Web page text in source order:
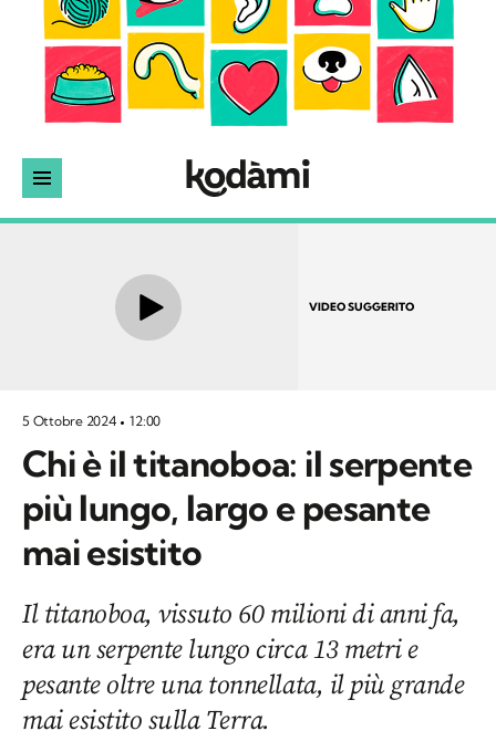
VIDEO SUGGERITO
5 Ottobre 2024 12:00
Chi è il titanoboa: il serpente
più lungo, largo e pesante
mai esistito
Il titanoboa, vissuto 60 milioni di anni fa,
era un serpente lungo circa 13 metri e
pesante oltre una tonnellata, il più grande
mai esistito sulla Terra.